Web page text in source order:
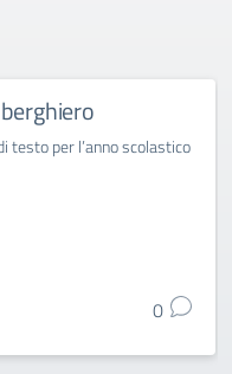
testo per l’anno scolastico
0